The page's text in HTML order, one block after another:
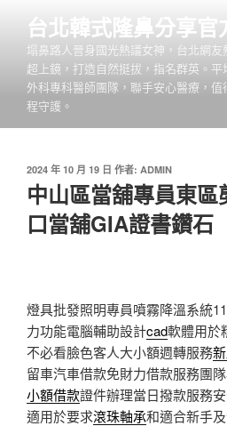
台北韓式隆鼻分享官
塌鼻路人晉身國光熱議女神，台北網
超上鏡，打造自然挺拔，指名群英。
外科專科醫師團隊，聯手安心醫療，
程守護。
發
於
2024 年 10 月 19 日 作者: ADMIN
中山區當舖專員東
口當舖GIA證書鑽石
燈具批發照明專員噴霧降溫系統
力功能電腦輔助設計cad軟體用於
不必看臉色客人大小額週轉服務
留車汽車借款免財力借款服務團
小額借款證件辦理當日撥款服務
適用於要求滾珠軸承和適合新手